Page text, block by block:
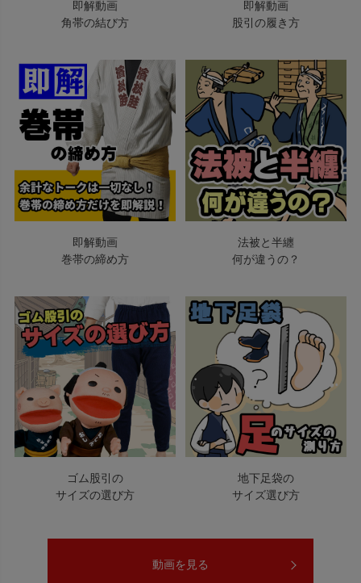
即解動画
角帯の結び方
即解動画
股引の履き方
即解動画
巻帯の締め方
法被と半纏
何が違うの？
ゴム股引の
サイズの選び方
地下足袋の
サイズ選び方
動画を見る